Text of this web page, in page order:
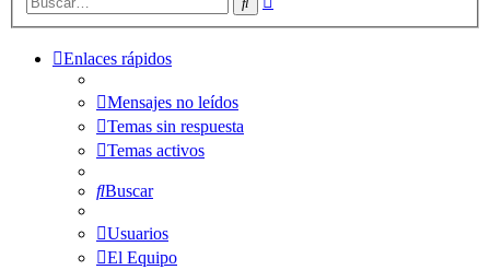
Enlaces rápidos
Mensajes no leídos
Temas sin respuesta
Temas activos
Buscar
Usuarios
El Equipo